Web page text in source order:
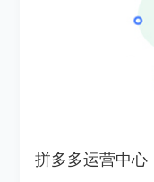
拼多多运营中心